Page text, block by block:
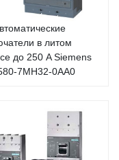
в литом
до 250 A Siemens
7MH32-0AA0